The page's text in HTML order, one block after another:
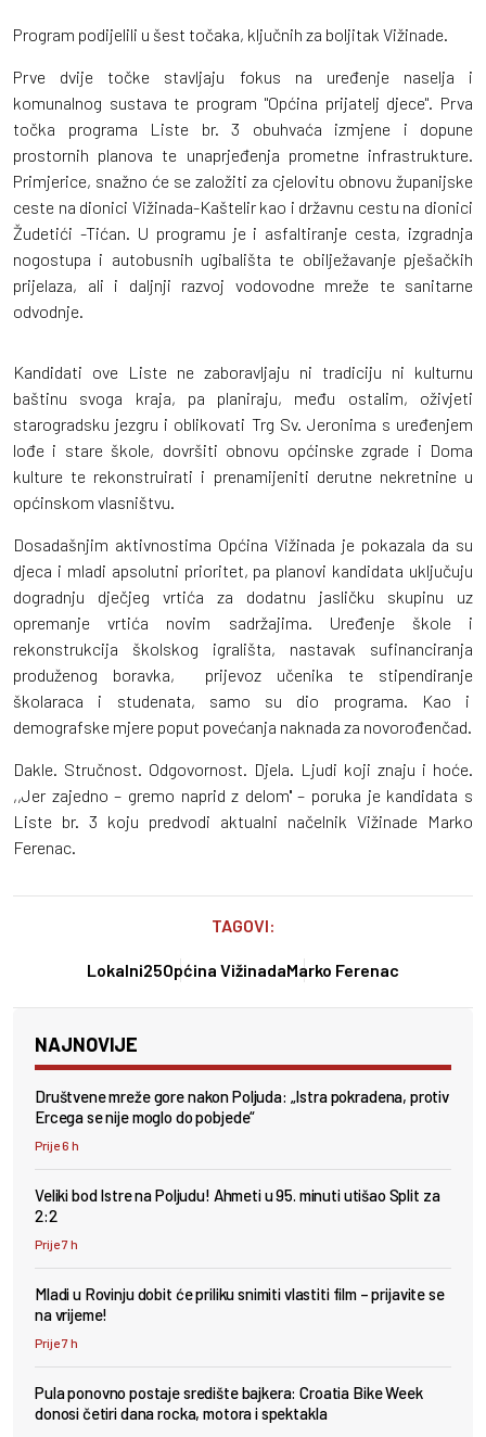
Program podijelili u šest točaka, ključnih za boljitak Vižinade.
Prve dvije točke stavljaju fokus na uređenje naselja i
komunalnog sustava te program "Općina prijatelj djece". Prva
točka programa Liste br. 3 obuhvaća izmjene i dopune
prostornih planova te unaprjeđenja prometne infrastrukture.
Primjerice, snažno će se založiti za cjelovitu obnovu županijske
ceste na dionici Vižinada-Kaštelir kao i državnu cestu na dionici
Žudetići -Tićan. U programu je i asfaltiranje cesta, izgradnja
nogostupa i autobusnih ugibališta te obilježavanje pješačkih
prijelaza, ali i daljnji razvoj vodovodne mreže te sanitarne
odvodnje.
Kandidati ove Liste ne zaboravljaju ni tradiciju ni kulturnu
baštinu svoga kraja, pa planiraju, među ostalim, oživjeti
starogradsku jezgru i oblikovati Trg Sv. Jeronima s uređenjem
lođe i stare škole, dovršiti obnovu općinske zgrade i Doma
kulture te rekonstruirati i prenamijeniti derutne nekretnine u
općinskom vlasništvu.
Dosadašnjim aktivnostima Općina Vižinada je pokazala da su
djeca i mladi apsolutni prioritet, pa planovi kandidata uključuju
dogradnju dječjeg vrtića za dodatnu jasličku skupinu uz
opremanje vrtića novim sadržajima. Uređenje škole i
rekonstrukcija školskog igrališta, nastavak sufinanciranja
produženog boravka, prijevoz učenika te stipendiranje
školaraca i studenata, samo su dio programa. Kao i
demografske mjere poput povećanja naknada za novorođenčad.
Dakle. Stručnost. Odgovornost. Djela. Ljudi koji znaju i hoće.
,,Jer zajedno – gremo naprid z delom'' – poruka je kandidata s
Liste br. 3 koju predvodi aktualni načelnik Vižinade Marko
Ferenac.
TAGOVI:
Lokalni25Općina VižinadaMarko Ferenac
NAJNOVIJE
Društvene mreže gore nakon Poljuda: „Istra pokradena, protiv
Ercega se nije moglo do pobjede“
Prije 6 h
Veliki bod Istre na Poljudu! Ahmeti u 95. minuti utišao Split za
2:2
Prije 7 h
Mladi u Rovinju dobit će priliku snimiti vlastiti film – prijavite se
na vrijeme!
Prije 7 h
Pula ponovno postaje središte bajkera: Croatia Bike Week
donosi četiri dana rocka, motora i spektakla